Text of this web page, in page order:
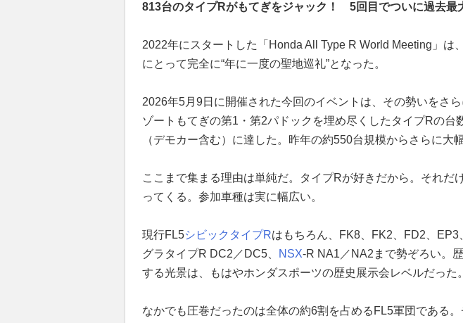
813台のタイプRがもてぎをジャック！ 5回目でついに過去最
2022年にスタートした「Honda All Type R World Meeting」は
にとって完全に“年に一度の聖地巡礼”となった。
2026年5月9日に開催された今回のイベントは、その勢いをさ
ゾートもてぎの第1・第2パドックを埋め尽くしたタイプRの台
（デモカー含む）に達した。昨年の約550台規模からさらに大
ここまで集まる理由は単純だ。タイプRが好きだから。それだ
ってくる。参加車種は実に幅広い。
現行FL5シビックタイプRはもちろん、FK8、FK2、FD2、EP3
グラタイプR DC2／DC5、
NSX-R NA1／NA2まで勢ぞろい。
する光景は、もはやホンダスポーツの歴史展示会レベルだった。
なかでも圧巻だったのは全体の約6割を占めるFL5軍団である